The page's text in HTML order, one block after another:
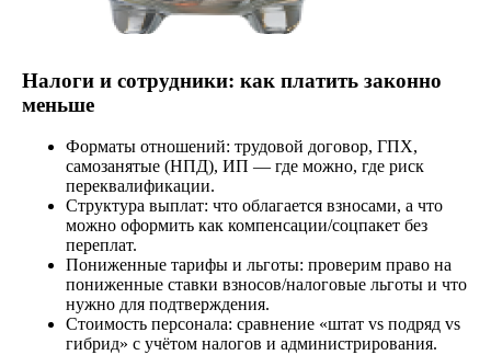
Налоги и сотрудники: как платить законно
меньше
Форматы отношений: трудовой договор, ГПХ,
самозанятые (НПД), ИП — где можно, где риск
переквалификации.
Структура выплат: что облагается взносами, а что
можно оформить как компенсации/соцпакет без
переплат.
Пониженные тарифы и льготы: проверим право на
пониженные ставки взносов/налоговые льготы и что
нужно для подтверждения.
Стоимость персонала: сравнение «штат vs подряд vs
гибрид» с учётом налогов и администрирования.